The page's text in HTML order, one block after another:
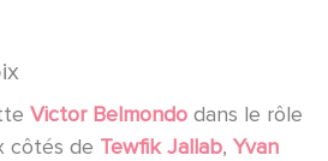
Victor Belmondo dans le rôle
côtés de Tewfik Jallab, Yvan